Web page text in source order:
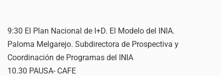
9:30 El Plan Nacional de I+D. El Modelo del INIA.
Paloma Melgarejo. Subdirectora de Prospectiva y
Coordinación de Programas del INIA
10.30 PAUSA- CAFE